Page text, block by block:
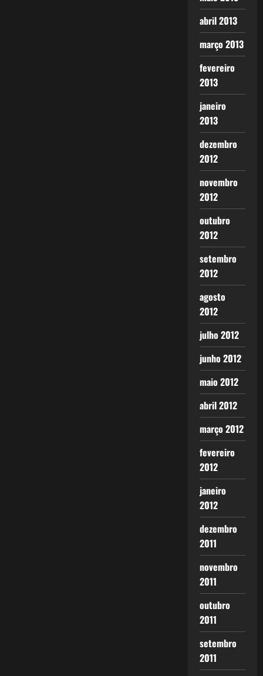
abril 2013
março 2013
fevereiro
2013
janeiro
2013
dezembro
2012
novembro
2012
outubro
2012
setembro
2012
agosto
2012
julho 2012
junho 2012
maio 2012
abril 2012
março 2012
fevereiro
2012
janeiro
2012
dezembro
2011
novembro
2011
outubro
2011
setembro
2011